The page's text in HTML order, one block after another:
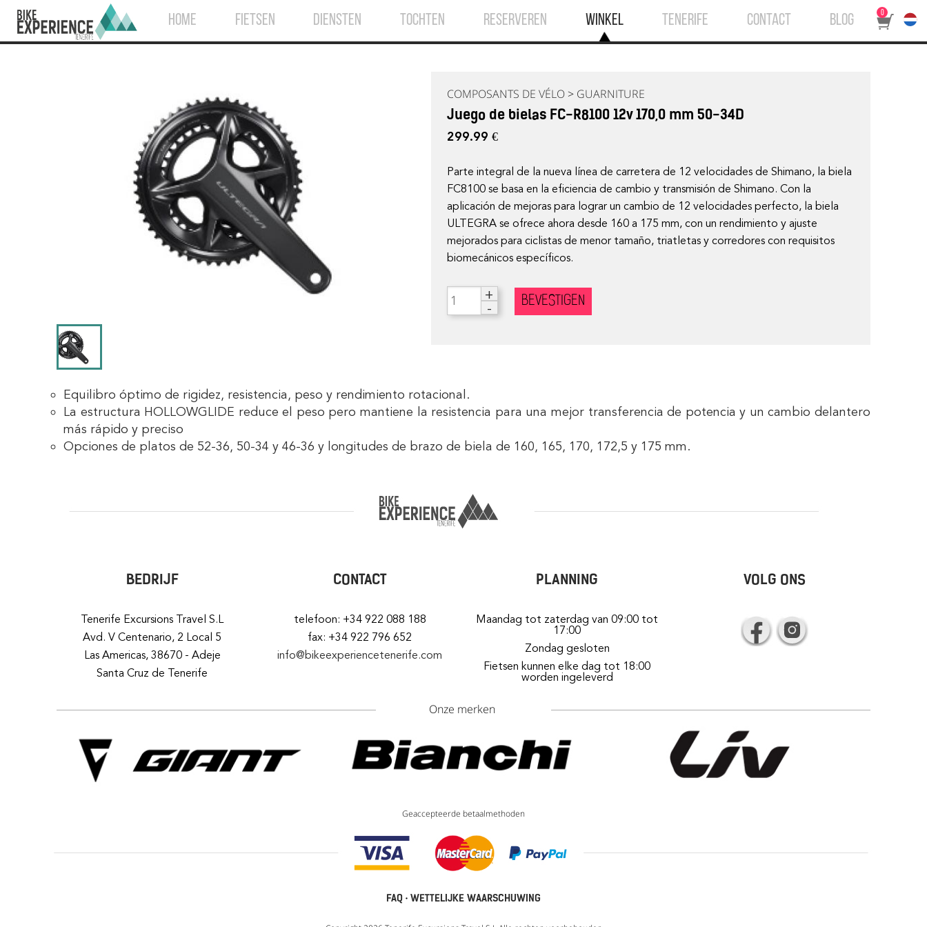
HOME FIETSEN DIENSTEN TOCHTEN RESERVEREN WINKEL TENERIFE CONTACT BLOG 0
COMPOSANTS DE VÉLO> GUARNITURE
Juego de bielas FC-R8100 12v 170,0 mm 50-34D
299.99 €
Parte integral de la nueva línea de carretera de 12 velocidades de Shimano, la biela
FC8100 se basa en la eficiencia de cambio y transmisión de Shimano. Con la
aplicación de mejoras para lograr un cambio de 12 velocidades perfecto, la biela
ULTEGRA se ofrece ahora desde 160 a 175 mm, con un rendimiento y ajuste
mejorados para ciclistas de menor tamaño, triatletas y corredores con requisitos
biomecánicos específicos.
+
-
BEVESTIGEN
Equilibro óptimo de rigidez, resistencia, peso y rendimiento rotacional.
La estructura HOLLOWGLIDE reduce el peso pero mantiene la resistencia para una mejor transferencia de potencia y un cambio delantero
más rápido y preciso
Opciones de platos de 52-36, 50-34 y 46-36 y longitudes de brazo de biela de 160, 165, 170, 172,5 y 175 mm.
BEDRIJF
Tenerife Excursions Travel S.L
Avd. V Centenario, 2 Local 5
Las Americas, 38670 - Adeje
Santa Cruz de Tenerife
CONTACT
telefoon: +34 922 088 188
fax: +34 922 796 652
info@bikeexperiencetenerife.com
PLANNING
Maandag tot zaterdag van 09:00 tot
17:00
Zondag gesloten
Fietsen kunnen elke dag tot 18:00
worden ingeleverd
VOLG ONS
Onze merken
Geaccepteerde betaalmethoden
FAQ · WETTELIJKE WAARSCHUWING